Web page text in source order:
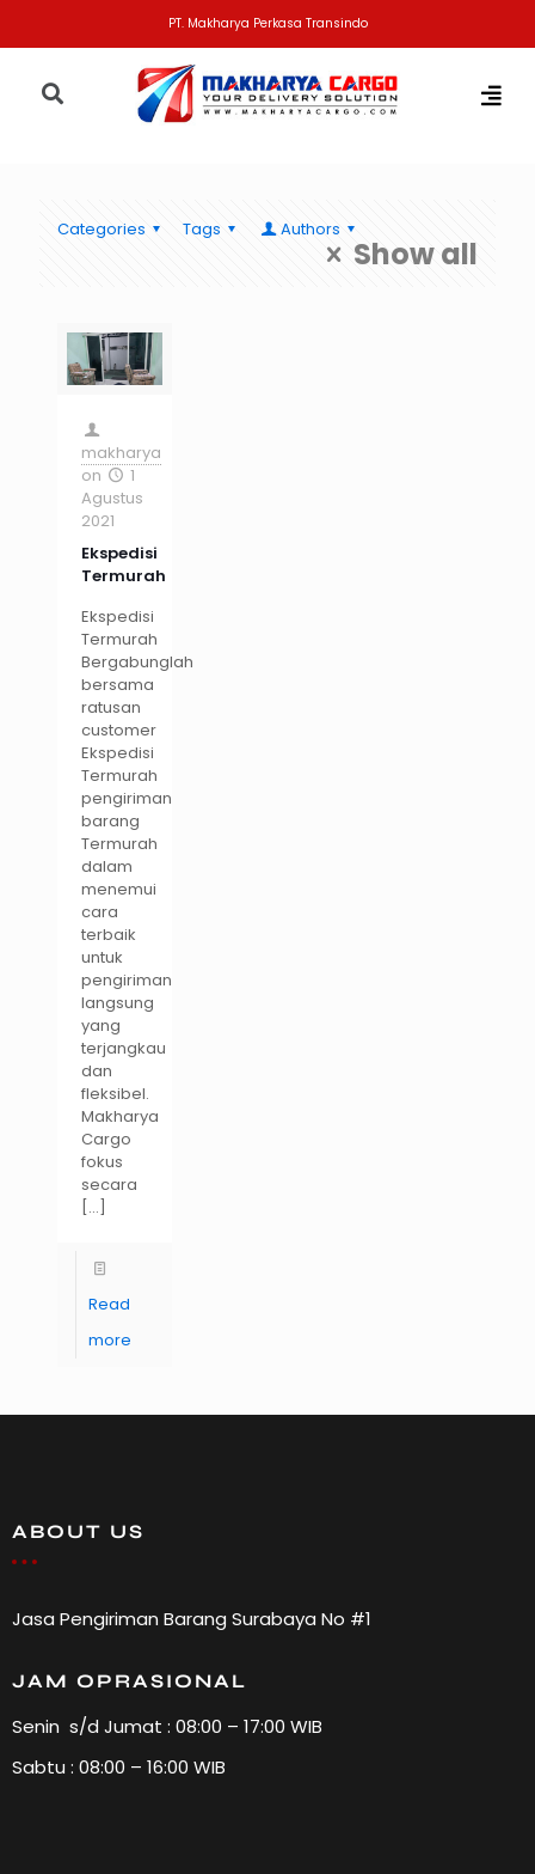
PT. Makharya Perkasa Transindo
Categories Tags Authors
Show all
makharya
on
1
Agustus
2021
Ekspedisi
Termurah
Ekspedisi
Termurah
Bergabunglah
bersama
ratusan
customer
Ekspedisi
Termurah
pengiriman
barang
Termurah
dalam
menemui
cara
terbaik
untuk
pengiriman
langsung
yang
terjangkau
dan
fleksibel.
Makharya
Cargo
fokus
secara
[…]
Read
more
ABOUT US
Jasa Pengiriman Barang Surabaya No #1
JAM OPRASIONAL
Senin s/d Jumat : 08:00 – 17:00 WIB
Sabtu : 08:00 – 16:00 WIB